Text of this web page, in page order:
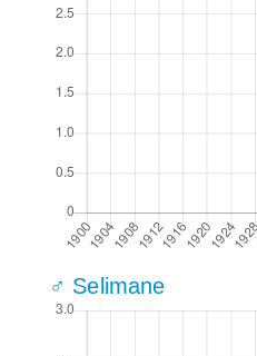
♂ Selimane